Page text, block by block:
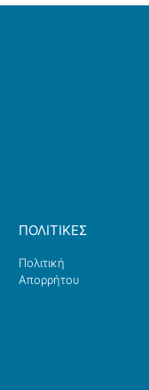
ΠΟΛΙΤΙΚΕΣ
Πολιτική
Απορρήτου